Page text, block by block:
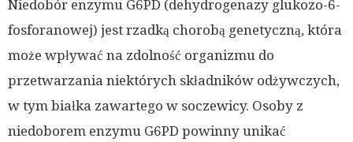
Niedobór enzymu G6PD (dehydrogenazy glukozo-6-
fosforanowej) jest rzadką chorobą genetyczną, która
może wpływać na zdolność organizmu do
przetwarzania niektórych składników odżywczych,
w tym białka zawartego w soczewicy. Osoby z
niedoborem enzymu G6PD powinny unikać